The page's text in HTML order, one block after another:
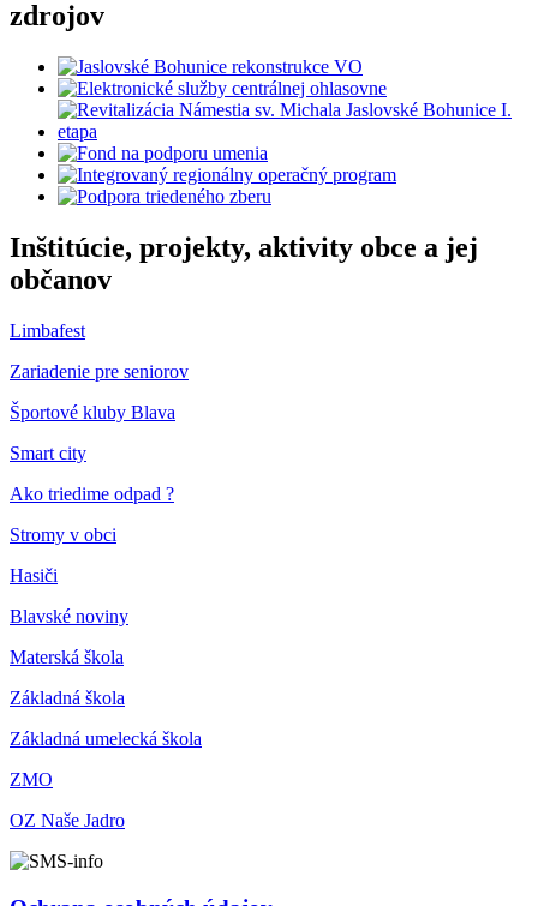
zdrojov
Inštitúcie, projekty, aktivity obce a jej
občanov
Limbafest
Zariadenie pre seniorov
Športové kluby Blava
Smart city
Ako triedime odpad ?
Stromy v obci
Hasiči
Blavské noviny
Materská škola
Základná škola
Základná umelecká škola
ZMO
OZ Naše Jadro